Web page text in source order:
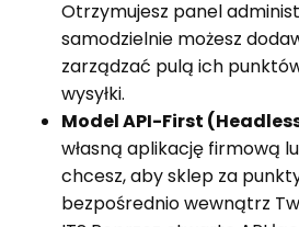
Otrzymujesz panel
samodzielnie możesz
zarządzać pulą ich
wysyłki.
Model API-First
własną aplikację firmową
chcesz, aby sklep za punkty
bezpośrednio wewnątrz